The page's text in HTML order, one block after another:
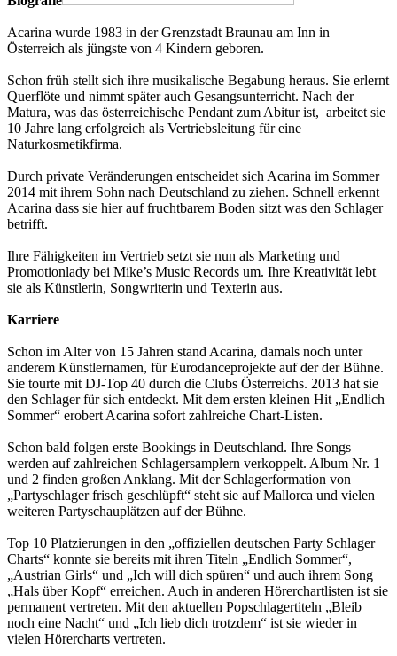
Acarina wurde 1983 in der Grenzstadt Braunau am Inn in
Österreich als jüngste von 4 Kindern geboren.
Schon früh stellt sich ihre musikalische Begabung heraus. Sie erlernt
Querflöte und nimmt später auch Gesangsunterricht. Nach der
Matura, was das österreichische Pendant zum Abitur ist, arbeitet sie
10 Jahre lang erfolgreich als Vertriebsleitung für eine
Naturkosmetikfirma.
Durch private Veränderungen entscheidet sich Acarina im Sommer
2014 mit ihrem Sohn nach Deutschland zu ziehen. Schnell erkennt
Acarina dass sie hier auf fruchtbarem Boden sitzt was den Schlager
betrifft.
Ihre Fähigkeiten im Vertrieb setzt sie nun als Marketing und
Promotionlady bei Mike’s Music Records um. Ihre Kreativität lebt
sie als Künstlerin, Songwriterin und Texterin aus.
Karriere
Schon im Alter von 15 Jahren stand Acarina, damals noch unter
anderem Künstlernamen, für Eurodanceprojekte auf der der Bühne.
Sie tourte mit DJ-Top 40 durch die Clubs Österreichs. 2013 hat sie
den Schlager für sich entdeckt. Mit dem ersten kleinen Hit „Endlich
Sommer“ erobert Acarina sofort zahlreiche Chart-Listen.
Schon bald folgen erste Bookings in Deutschland. Ihre Songs
werden auf zahlreichen Schlagersamplern verkoppelt. Album Nr. 1
und 2 finden großen Anklang. Mit der Schlagerformation von
„Partyschlager frisch geschlüpft“ steht sie auf Mallorca und vielen
weiteren Partyschauplätzen auf der Bühne.
Top 10 Platzierungen in den „offiziellen deutschen Party Schlager
Charts“ konnte sie bereits mit ihren Titeln „Endlich Sommer“,
„Austrian Girls“ und „Ich will dich spüren“ und auch ihrem Song
„Hals über Kopf“ erreichen. Auch in anderen Hörerchartlisten ist sie
permanent vertreten. Mit den aktuellen Popschlagertiteln „Bleib
noch eine Nacht“ und „Ich lieb dich trotzdem“ ist sie wieder in
vielen Hörercharts vertreten.